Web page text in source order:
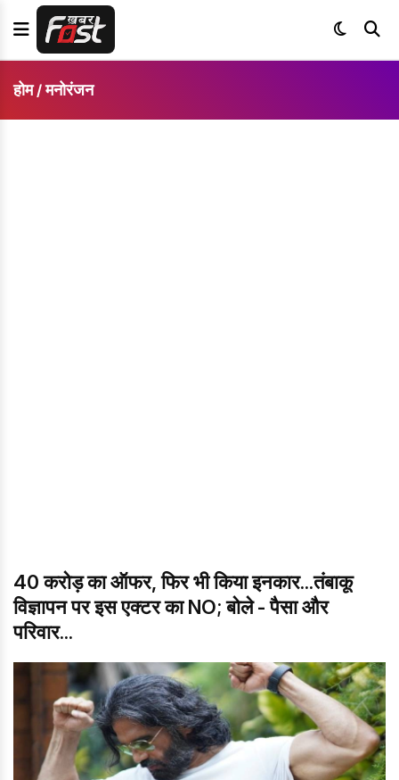
होम/ मनोरंजन
40 करोड़ का ऑफर, फिर भी किया इनकार...तंबाकू
विज्ञापन पर इस एक्टर का NO; बोले - पैसा और
परिवार...